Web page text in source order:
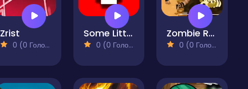
Zrist
0 (0 Голосів)
Some Little Bosses
0 (0 Голосів)
Zombie Runner
0 (0 Голосів)